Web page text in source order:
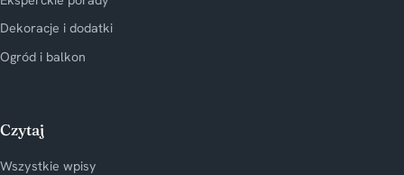
Dekoracje i dodatki
Ogród i balkon
Czytaj
Wszystkie wpisy